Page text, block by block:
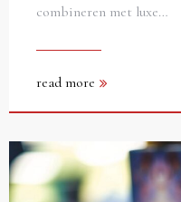
combineren met luxe…
read more